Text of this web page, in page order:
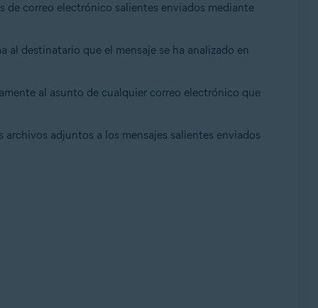
de correo electrónico salientes enviados mediante
destinatario que el mensaje se ha analizado en
al asunto de cualquier correo electrónico que
adjuntos a los mensajes salientes enviados